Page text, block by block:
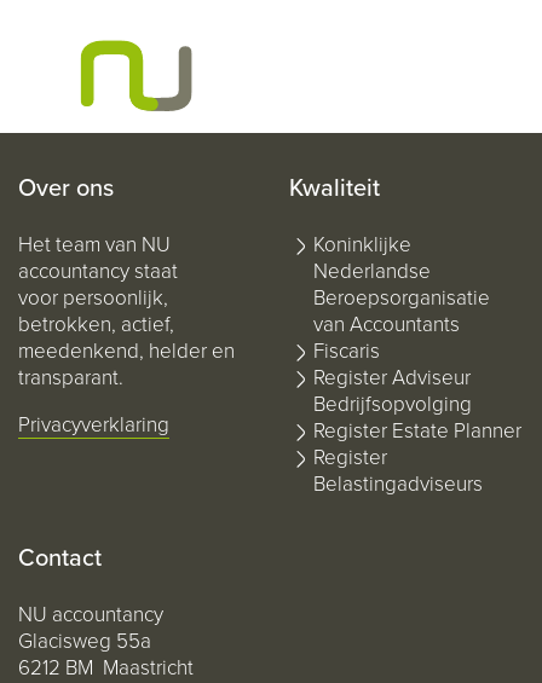
Over ons
Het team van NU
accountancy staat
voor persoonlijk,
betrokken, actief,
meedenkend, helder en
transparant.
Privacyverklaring
Kwaliteit
Koninklijke
Nederlandse
Beroepsorganisatie
van Accountants
Fiscaris
Register Adviseur
Bedrijfsopvolging
Register Estate Planner
Register
Belastingadviseurs
Contact
NU accountancy
Glacisweg 55a
6212 BM Maastricht